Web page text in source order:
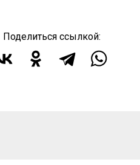
Поделиться ссылкой: